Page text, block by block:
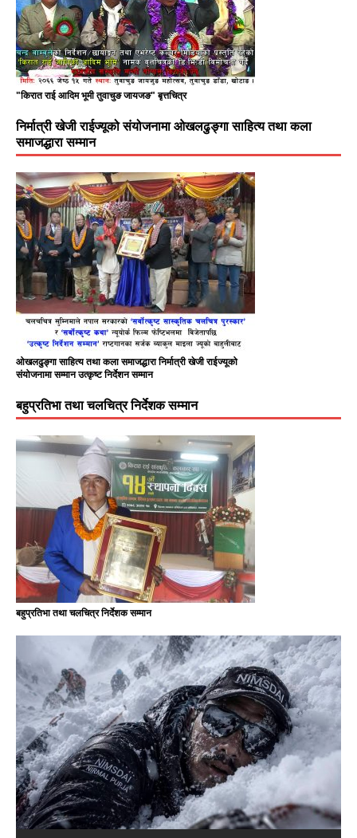
"किरात राई आदिम भूमी तुवाचुङ जायजङ" बृत्तचित्र
निर्मात्री खेजी राईज्यूको संयोजनामा ओखलढुङ्गा साहित्य तथा कला
समाजद्धारा सम्मान
ओखलढुङ्गा साहित्य तथा कला समाजद्धारा निर्मात्री खेजी राईज्यूको
संयोजनामा सम्मान उत्कृष्ट निर्देशन सम्मान
बहुप्रतिभा तथा चलचित्र निर्देशक सम्मान
बहुप्रतिभा तथा चलचित्र निर्देशक सम्मान